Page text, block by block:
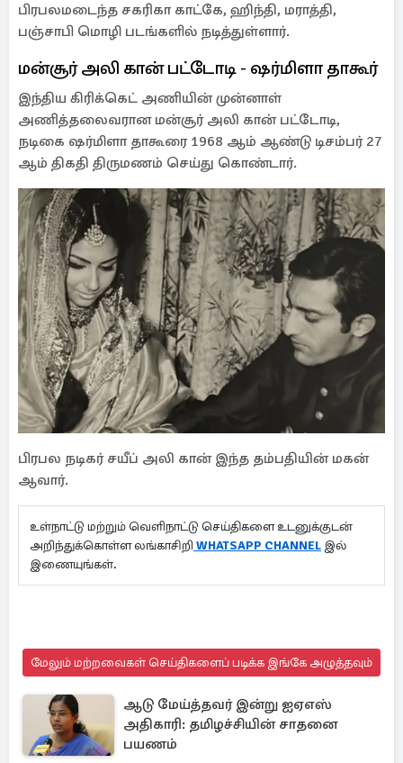
பிரபலமடைந்த சகரிகா காட்கே, ஹிந்தி, மராத்தி,
பஞ்சாபி மொழி படங்களில் நடித்துள்ளார்.
மன்சூர் அலி கான் பட்டோடி - ஷர்மிளா தாகூர்
இந்திய கிரிக்கெட் அணியின் முன்னாள்
அணித்தலைவரான மன்சூர் அலி கான் பட்டோடி,
நடிகை ஷர்மிளா தாகூரை 1968 ஆம் ஆண்டு டிசம்பர் 27
ஆம் திகதி திருமணம் செய்து கொண்டார்.
பிரபல நடிகர் சயீப் அலி கான் இந்த தம்பதியின் மகன்
ஆவார்.
உள்நாட்டு மற்றும் வெளிநாட்டு செய்திகளை உடனுக்குடன்
அறிந்துக்கொள்ள லங்காசிறி WHATSAPP CHANNEL இல்
இணையுங்கள்.
மேலும் மற்றவைகள் செய்திகளைப் படிக்க இங்கே அழுத்தவும்
ஆடு மேய்த்தவர் இன்று ஐஏஎஸ்
அதிகாரி: தமிழச்சியின் சாதனை
பயணம்